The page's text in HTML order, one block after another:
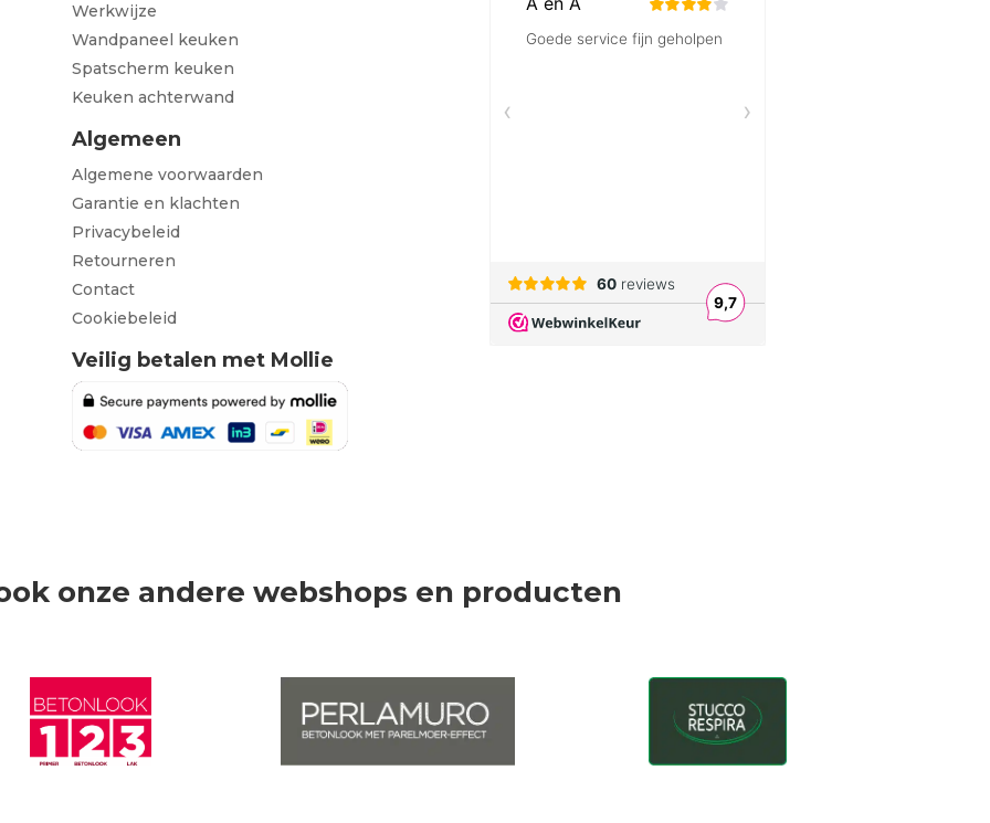
Werkwijze
Wandpaneel keuken
Spatscherm keuken
Keuken achterwand
Algemeen
Algemene voorwaarden
Garantie en klachten
Privacybeleid
Retourneren
Contact
Cookiebeleid
Veilig betalen met Mollie
onze andere webshops en producten